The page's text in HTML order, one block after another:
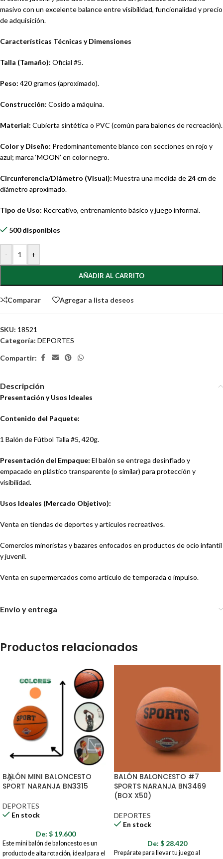
masivo con un excelente balance entre visibilidad, funcionalidad y precio
de adquisición.
Características Técnicas y Dimensiones
Talla (Tamaño): Oficial #5.
Peso: 420 gramos (aproximado).
Construcción: Cosido a máquina.
Material: Cubierta sintética o PVC (común para balones de recreación).
Color y Diseño: Predominantemente blanco con secciones en rojo y
azul; marca ‘MOON’ en color negro.
Circunferencia/Diámetro (Visual): Muestra una medida de 24 cmde
diámetro aproximado.
Tipo de Uso: Recreativo, entrenamiento básico y juego informal.
500 disponibles
- +
AÑADIR AL CARRITO
Comparar Agregar a lista deseos
SKU: 18521
Categoría: DEPORTES
Compartir:
Descripción
Presentación y Usos Ideales
Contenido del Paquete:
1 Balón de Fútbol Talla #5, 420g.
Presentación del Empaque: El balón se entrega desinflado y
empacado en plástico transparente (o similar) para protección y
visibilidad.
Usos Ideales (Mercado Objetivo):
Venta en tiendas de deportes y artículos recreativos.
Comercios minoristas y bazares enfocados en productos de ocio infantil
y juvenil.
Venta en supermercados como artículo de temporada o impulso.
Envío y entrega
Productos relacionados
BALÓN MINI BALONCESTO
SPORT NARANJA BN3315
DEPORTES
En stock
De: $ 19.600
Este mini balón de baloncesto es un
producto de alta rotación, ideal para el
BALÓN BALONCESTO #7
SPORTS NARANJA BN3469
(BOX X50)
DEPORTES
En stock
De: $ 28.420
Prepárate para llevar tu juego al